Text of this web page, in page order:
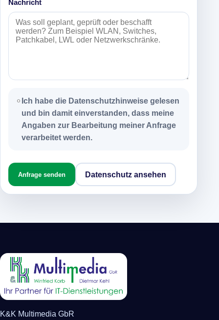
Nachricht
Ich habe die Datenschutzhinweise gelesen
und bin damit einverstanden, dass meine
Angaben zur Bearbeitung meiner Anfrage
verarbeitet werden.
Anfrage senden Datenschutz ansehen
K&K Multimedia GbR